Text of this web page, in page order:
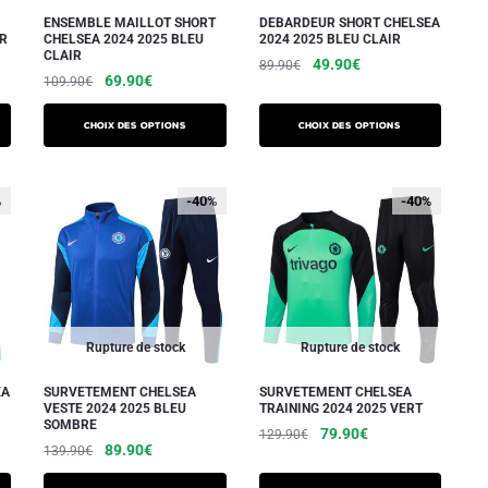
la
page
du
produit
sur
la
page
du
produit
ENSEMBLE MAILLOT SHORT
CHELSEA 2024 2025 BLEU
CLAIR
109.90€
Le
prix
initial
était :
69.90€Le
prix
actuel
est :
Choix des options
produit
plusieurs
variations.
Les
options
peuvent
être
sur
la
page
du
DEBARDEUR SHORT CHELSEA
2024 2025 BLEU CLAIR
89.90€
Le
était :
49.90€Le
est :
Choix des options
Ce
produit
variations.
Les
options
peuvent
être
choisies
la
page
produit
Rupture de stock
-40%
SURVETEMENT CHELSEA
VESTE 2024 2025 BLEU
SOMBRE
139.90€
Le
prix
89.90€Le
prix
Rupture de stock
-40%
SURVETEMENT CHELSEA
TRAINING 2024 2025 VERT
129.90€
Le
79.90€Le
Ce